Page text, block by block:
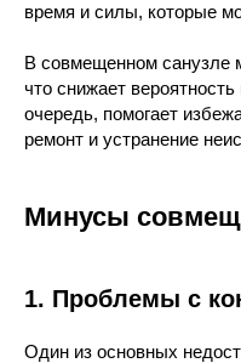
время и силы, которые
В совмещенном санузле
что снижает
очередь, помогает
ремонт и устранение
Минусы
1. Проблемы с
Один из основных